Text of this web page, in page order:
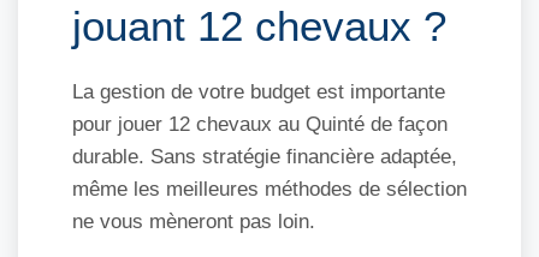
jouant 12 chevaux ?
La gestion de votre budget est importante
pour jouer 12 chevaux au Quinté de façon
durable. Sans stratégie financière adaptée,
même les meilleures méthodes de sélection
ne vous mèneront pas loin.